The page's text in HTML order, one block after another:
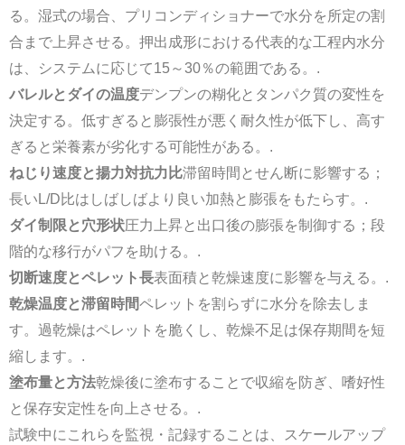
る。湿式の場合、プリコンディショナーで水分を所定の割
合まで上昇させる。押出成形における代表的な工程内水分
は、システムに応じて15～30％の範囲である。.
バレルとダイの温度デンプンの糊化とタンパク質の変性を
決定する。低すぎると膨張性が悪く耐久性が低下し、高す
ぎると栄養素が劣化する可能性がある。.
ねじり速度と揚力対抗力比滞留時間とせん断に影響する；
長いL/D比はしばしばより良い加熱と膨張をもたらす。.
ダイ制限と穴形状圧力上昇と出口後の膨張を制御する；段
階的な移行がパフを助ける。.
切断速度とペレット長表面積と乾燥速度に影響を与える。.
乾燥温度と滞留時間ペレットを割らずに水分を除去しま
す。過乾燥はペレットを脆くし、乾燥不足は保存期間を短
縮します。.
塗布量と方法乾燥後に塗布することで収縮を防ぎ、嗜好性
と保存安定性を向上させる。.
試験中にこれらを監視・記録することは、スケールアップ